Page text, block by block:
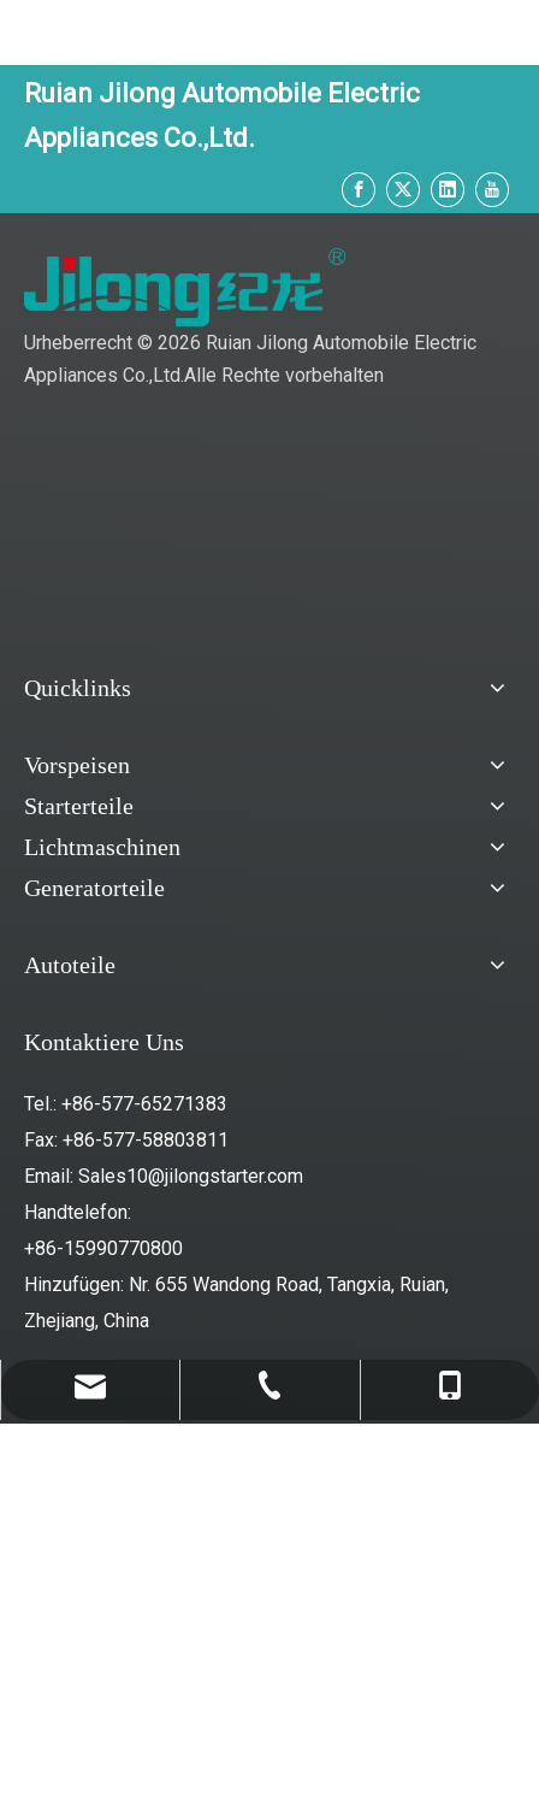
Ruian Jilong Automobile Electric
Appliances Co.,Ltd.
Urheberrecht © 2026 Ruian Jilong Automobile Electric
Appliances Co.,Ltd.Alle Rechte vorbehalten
Sales10@jilongstarter.com
+86-577-65271383
+86-15990770800
Quicklinks
Vorspeisen
Starterteile
Lichtmaschinen
Generatorteile
Autoteile
Kontaktiere Uns
Tel.: +86-577-65271383
Fax: +86-577-58803811
Email: Sales10@jilongstarter.com
Handtelefon:
+86-15990770800
Hinzufügen: Nr. 655 Wandong Road, Tangxia, Ruian,
Zhejiang, China